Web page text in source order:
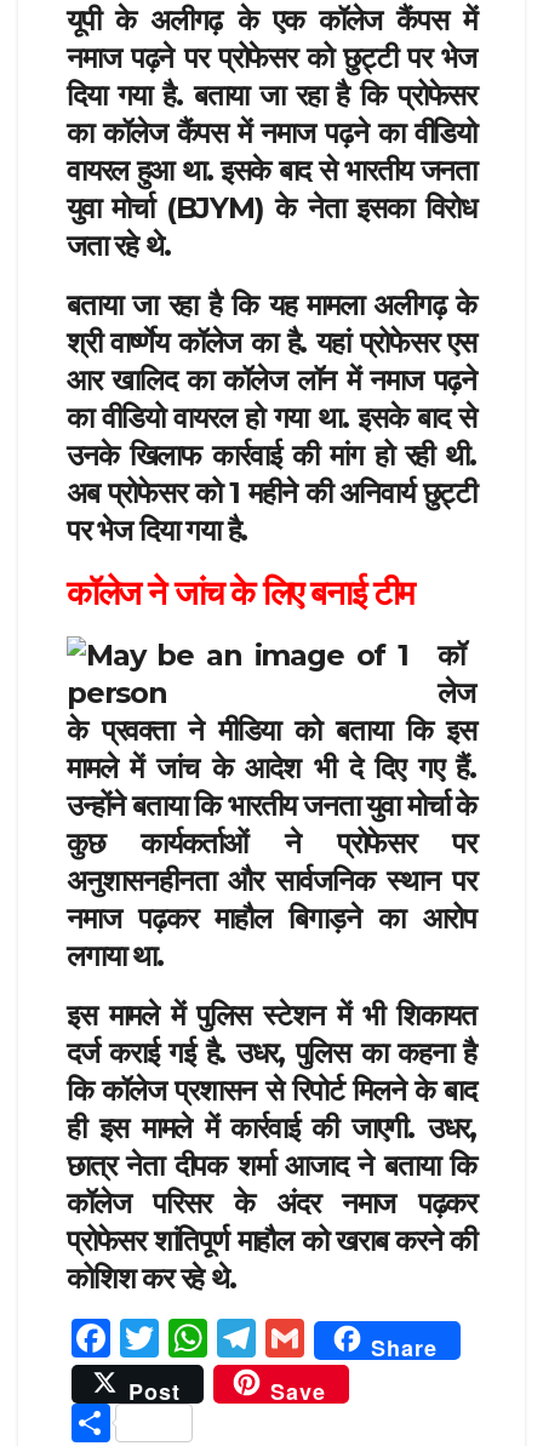
यूपी के अलीगढ़ के एक कॉलेज कैंपस में
नमाज पढ़ने पर प्रोफेसर को छुट्टी पर भेज
दिया गया है. बताया जा रहा है कि प्रोफेसर
का कॉलेज कैंपस में नमाज पढ़ने का वीडियो
वायरल हुआ था. इसके बाद से भारतीय जनता
युवा मोर्चा (BJYM) के नेता इसका विरोध
जता रहे थे.
बताया जा रहा है कि यह मामला अलीगढ़ के
श्री वार्ष्णेय कॉलेज का है. यहां प्रोफेसर एस
आर खालिद का कॉलेज लॉन में नमाज पढ़ने
का वीडियो वायरल हो गया था. इसके बाद से
उनके खिलाफ कार्रवाई की मांग हो रही थी.
अब प्रोफेसर को 1 महीने की अनिवार्य छुट्टी
पर भेज दिया गया है.
कॉलेज ने जांच के लिए बनाई टीम
कॉ
लेज
के प्रवक्ता ने मीडिया को बताया कि इस
मामले में जांच के आदेश भी दे दिए गए हैं.
उन्होंने बताया कि भारतीय जनता युवा मोर्चा के
कुछ कार्यकर्ताओं ने प्रोफेसर पर
अनुशासनहीनता और सार्वजनिक स्थान पर
नमाज पढ़कर माहौल बिगाड़ने का आरोप
लगाया था.
इस मामले में पुलिस स्टेशन में भी शिकायत
दर्ज कराई गई है. उधर, पुलिस का कहना है
कि कॉलेज प्रशासन से रिपोर्ट मिलने के बाद
ही इस मामले में कार्रवाई की जाएगी. उधर,
छात्र नेता दीपक शर्मा आजाद ने बताया कि
कॉलेज परिसर के अंदर नमाज पढ़कर
प्रोफेसर शांतिपूर्ण माहौल को खराब करने की
कोशिश कर रहे थे.
F
a
c
T
w
it
W
h
at
T
el
e
G
m
ai
Share
Post
Save
S